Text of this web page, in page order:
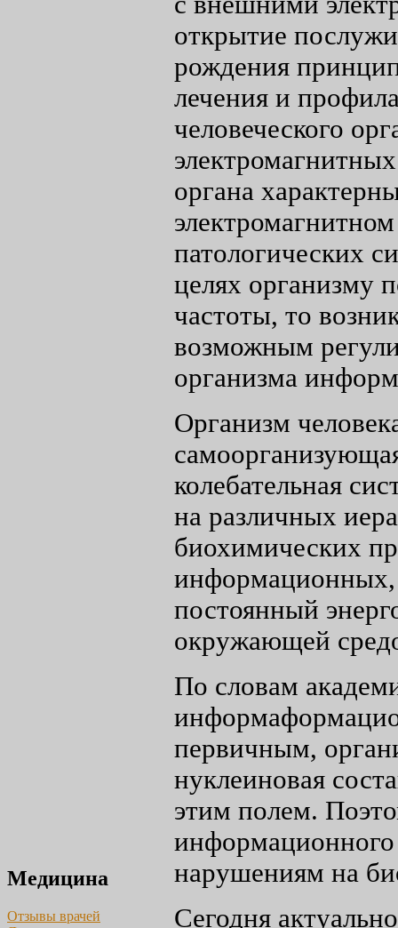
Медицина
Отзывы врачей
открытие
рождения
лечения и
человеческого
органа
патологических
целях организму
частоты, то
возможным
организма
Организм
колебательная
на различных
биохимических
информационных,
постоянный
окружающей
По словам
первичным,
нуклеиновая
этим полем.
информационного
нарушениям на
Сегодня